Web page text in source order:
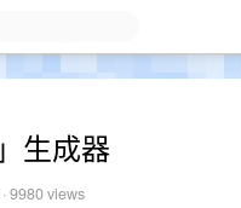
生成器
· 9980 views